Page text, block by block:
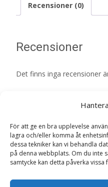
För att ge en bra upplevelse
lagra och/eller komma åt
dessa tekniker kan vi behandla
på denna webbplats. Om du inte
samtycke kan detta påverka vissa
Recensioner (0)
Recensioner
Det finns inga recensioner
Bli först med att
Din e-postadress kommer
är märkta*
Ditt betyg*